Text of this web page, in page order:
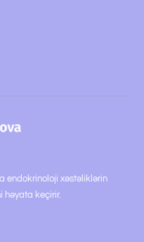
endokrinoloji xəstəliklərin
həyata keçirir.